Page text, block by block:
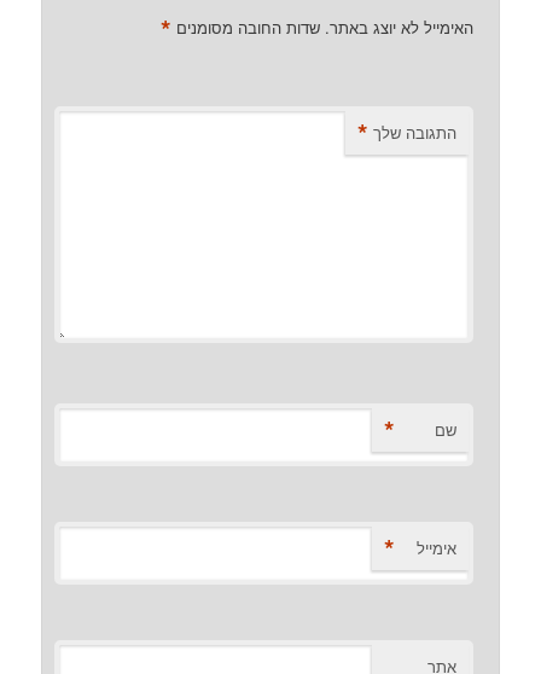
האימייל לא יוצג באתר. שדות החובה מסומנים *
התגובה שלך *
שם *
אימייל *
אתר